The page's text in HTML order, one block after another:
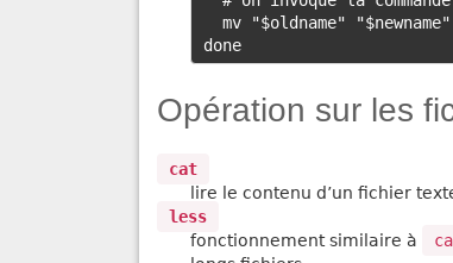
Opération sur les
cat
lire le contenu d’un fichier
less
fonctionnement similaire à